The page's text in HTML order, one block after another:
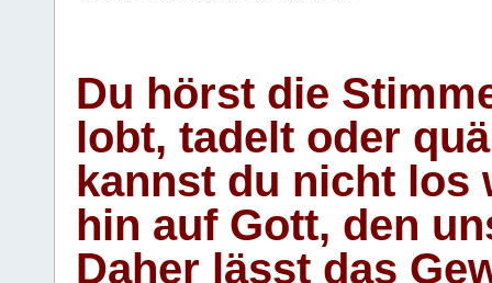
Du hörst die
lobt, tadelt oder
kannst du nicht los
hin auf Gott, den
Daher lässt das